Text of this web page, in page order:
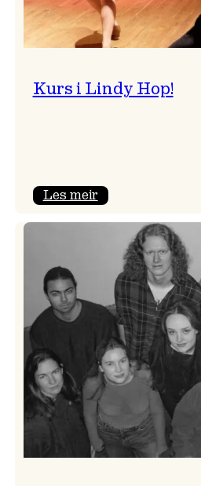
Kurs i Lindy Hop!
Les meir:
Lindy
Hop!